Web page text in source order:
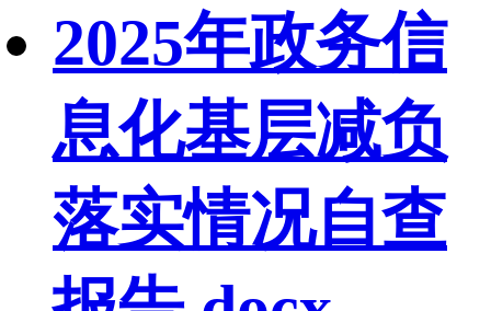
2025年政务信
息化基层减负
落实情况自查